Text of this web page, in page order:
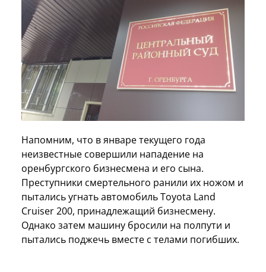
Напомним, что в январе текущего года
неизвестные совершили нападение на
оренбургского бизнесмена и его сына.
Преступники смертельного ранили их ножом и
пытались угнать автомобиль Toyota Land
Cruiser 200, принадлежащий бизнесмену.
Однако затем машину бросили на полпути и
пытались поджечь вместе с телами погибших.